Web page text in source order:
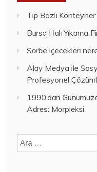
Tip Bazlı
Bursa Halı Yıkama
Sorbe içecekleri
Alay Medya ile
Profesyonel
1990’dan
Adres: Morpleksi
Arama: